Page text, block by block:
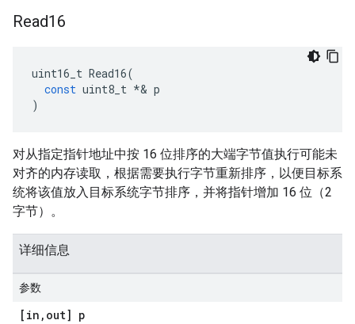
Read16
uint16_t Read16(
const uint8_t *& p
)
对从指定指针地址中按 16 位排序的大端字节值执行可能未
对齐的内存读取，根据需要执行字节重新排序，以便目标系
统将该值放入目标系统字节排序，并将指针增加 16 位（2
字节）。
详细信息
参数
[in , out] p